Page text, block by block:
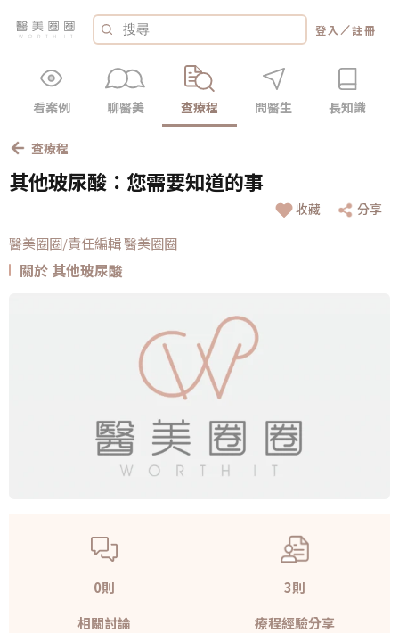
登入 ／註冊
看案例 聊醫美 查療程 問醫生 長知識
查療程
其他玻尿酸：您需要知道的事
收藏 分享
醫美圈圈/責任編輯 醫美圈圈
關於 其他玻尿酸
0則
相關討論
3則
療程經驗分享